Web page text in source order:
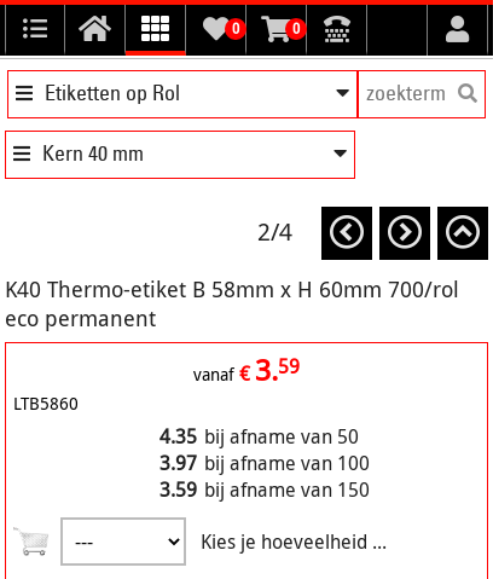
0 0
Etiketten op Rol
Kern 40 mm
2/4
K40 Thermo-etiket B 58mm x H 60mm 700/rol
eco permanent
vanaf €3.59
LTB5860
4.35 bij afname van 50
3.97 bij afname van 100
3.59 bij afname van 150
Kies je hoeveelheid ...